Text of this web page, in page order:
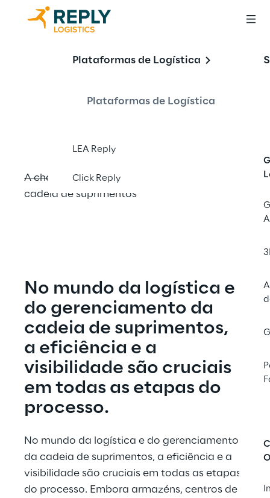
Plataformas de Logística
Plataformas de Logística
LEA Reply
Click Reply
Otimização
Yard Management
A chave para operações simplificadas da
cadeia de suprimentos
No mundo da logística e
do gerenciamento da
cadeia de suprimentos,
a eficiência e a
visibilidade são cruciais
em todas as etapas do
processo.
No mundo da logística e do gerenciamento
da cadeia de suprimentos, a eficiência e a
visibilidade são cruciais em todas as etapas
do processo. Embora armazéns, centros de